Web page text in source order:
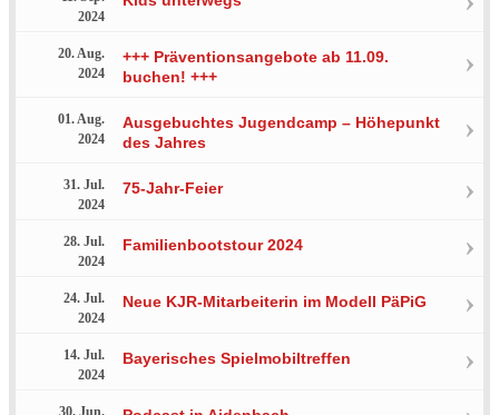
2024
20. Aug.
2024
+++ Präventionsangebote ab 11.09.
buchen! +++
01. Aug.
2024
Ausgebuchtes Jugendcamp – Höhepunkt
des Jahres
31. Jul.
2024
75-Jahr-Feier
28. Jul.
2024
Familienbootstour 2024
24. Jul.
2024
Neue KJR-Mitarbeiterin im Modell PäPiG
14. Jul.
2024
Bayerisches Spielmobiltreffen
30. Jun.